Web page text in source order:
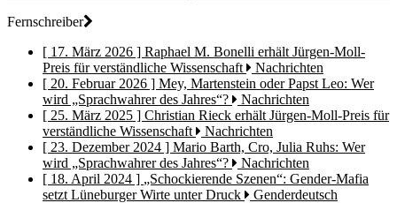
Fernschreiber
[ 17. März 2026 ] Raphael M. Bonelli erhält Jürgen-Moll-
Preis für verständliche Wissenschaft
Nachrichten
[ 20. Februar 2026 ] Mey, Martenstein oder Papst Leo: Wer
wird „Sprachwahrer des Jahres“?
Nachrichten
[ 25. März 2025 ] Christian Rieck erhält Jürgen-Moll-Preis für
verständliche Wissenschaft
Nachrichten
[ 23. Dezember 2024 ] Mario Barth, Cro, Julia Ruhs: Wer
wird „Sprachwahrer des Jahres“?
Nachrichten
[ 18. April 2024 ] „Schockierende Szenen“: Gender-Mafia
setzt Lüneburger Wirte unter Druck
Genderdeutsch